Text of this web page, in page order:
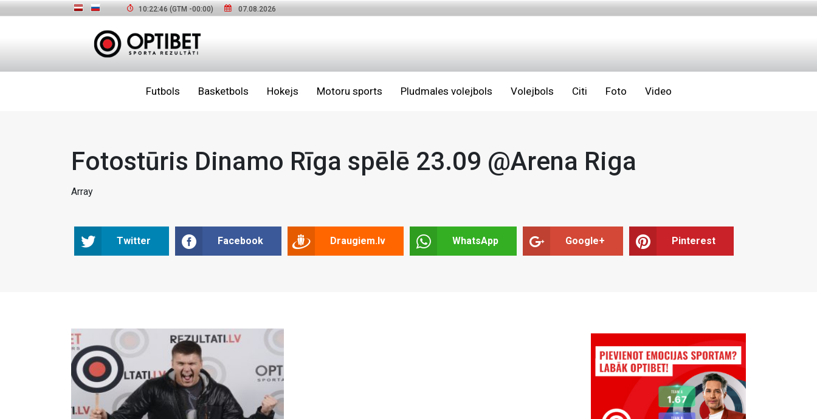
10:22:48 (GTM -00:00) 07.08.2026
Futbols Basketbols Hokejs Motoru sports Pludmales volejbols Volejbols Citi Foto Video
Fotostūris Dinamo Rīga spēlē 23.09 @Arena Riga
Array
Twitter Facebook Draugiem.lv WhatsApp Google+ Pinterest